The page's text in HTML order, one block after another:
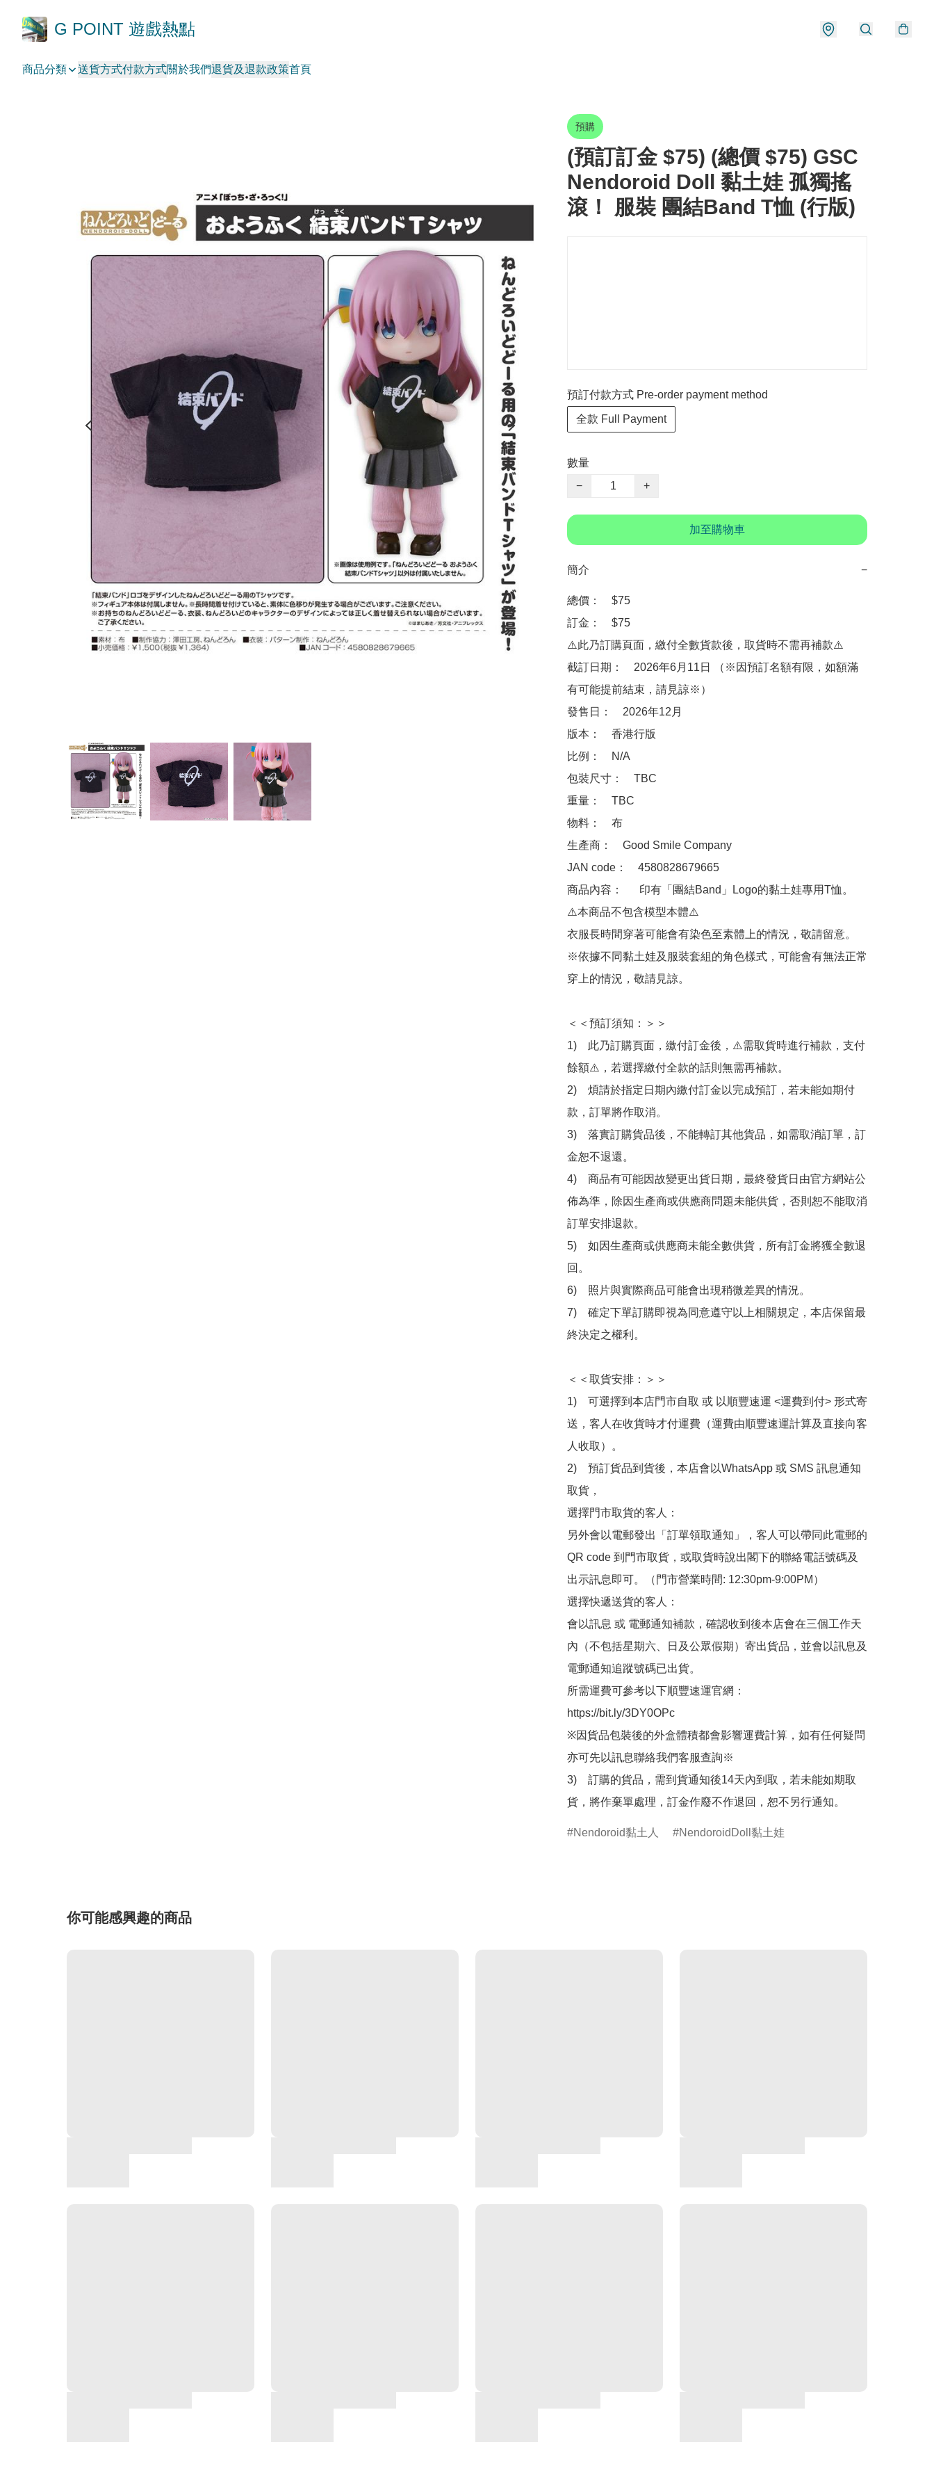
G POINT 遊戲熱點
商品分類 送貨方式付款方式關於我們退貨及退款政策首頁
預購
(預訂訂金 $75) (總價 $75) GSC
Nendoroid Doll 黏土娃 孤獨搖
滾！ 服裝 團結Band T恤 (行版)
預訂付款方式 Pre-order payment method
全款 Full Payment
數量
−
+
加至購物車
簡介 −
總價：　$75
訂金：　$75
⚠️此乃訂購頁面，繳付全數貨款後，取貨時不需再補款⚠️
截訂日期：　2026年6月11日 （※因預訂名額有限，如額滿
有可能提前結束，請見諒※）
發售日：　2026年12月
版本：　香港行版
比例：　N/A
包裝尺寸：　TBC
重量：　TBC
物料：　布
生產商：　Good Smile Company
JAN code：　4580828679665
商品內容：  　印有「團結Band」Logo的黏土娃專用T恤。
⚠️本商品不包含模型本體⚠️
衣服長時間穿著可能會有染色至素體上的情況，敬請留意。
※依據不同黏土娃及服裝套組的角色樣式，可能會有無法正常
穿上的情況，敬請見諒。
＜＜預訂須知：＞＞
1)　此乃訂購頁面，繳付訂金後，⚠️需取貨時進行補款，支付
餘額⚠️，若選擇繳付全款的話則無需再補款。
2)　煩請於指定日期內繳付訂金以完成預訂，若未能如期付
款，訂單將作取消。
3)　落實訂購貨品後，不能轉訂其他貨品，如需取消訂單，訂
金恕不退還。
4)　商品有可能因故變更出貨日期，最終發貨日由官方網站公
佈為準，除因生產商或供應商問題未能供貨，否則恕不能取消
訂單安排退款。
5)　如因生產商或供應商未能全數供貨，所有訂金將獲全數退
回。
6)　照片與實際商品可能會出現稍微差異的情況。
7)　確定下單訂購即視為同意遵守以上相關規定，本店保留最
終決定之權利。
＜＜取貨安排：＞＞
1)　可選擇到本店門市自取 或 以順豐速運 <運費到付> 形式寄
送，客人在收貨時才付運費（運費由順豐速運計算及直接向客
人收取）。
2)　預訂貨品到貨後，本店會以WhatsApp 或 SMS 訊息通知
取貨，
選擇門市取貨的客人：
另外會以電郵發出「訂單領取通知」，客人可以帶同此電郵的
QR code 到門市取貨，或取貨時說出閣下的聯絡電話號碼及
出示訊息即可。（門市營業時間: 12:30pm-9:00PM）
選擇快遞送貨的客人：
會以訊息 或 電郵通知補款，確認收到後本店會在三個工作天
內（不包括星期六、日及公眾假期）寄出貨品，並會以訊息及
電郵通知追蹤號碼已出貨。
所需運費可參考以下順豐速運官網：
https://bit.ly/3DY0OPc
※因貨品包裝後的外盒體積都會影響運費計算，如有任何疑問
亦可先以訊息聯絡我們客服查詢※
3)　訂購的貨品，需到貨通知後14天內到取，若未能如期取
貨，將作棄單處理，訂金作廢不作退回，恕不另行通知。
Nendoroid黏土人 NendoroidDoll黏土娃
你可能感興趣的商品